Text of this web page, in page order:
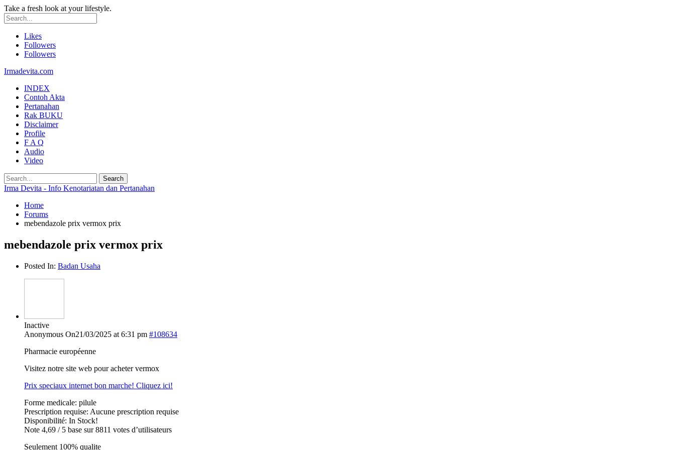
Take a fresh look at your lifestyle.
Likes
Followers
Followers
Irmadevita.com
INDEX
Contoh Akta
Pertanahan
Rak BUKU
Disclaimer
Profile
F A Q
Audio
Video
Irma Devita - Info Kenotariatan dan Pertanahan
Home
Forums
mebendazole prix vermox prix
mebendazole prix vermox prix
Posted In: Badan Usaha
Inactive
Anonymous On21/03/2025 at 6:31 pm #108634
Pharmacie européenne
Visitez notre site web pour acheter vermox
Prix speciaux internet bon marche! Cliquez ici!
Forme medicale: pilule
Prescription requise: Aucune prescription requise
Disponibilité: In Stock!
Note 4,69 / 5 base sur 8811 votes d’utilisateurs
Seulement 100% qualite